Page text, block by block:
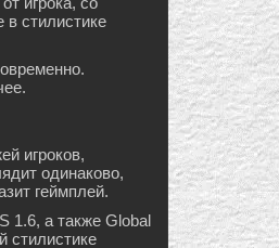
стилистике
игроков,
одинаково,
геймплей.
1.6, а также Global
стилистике